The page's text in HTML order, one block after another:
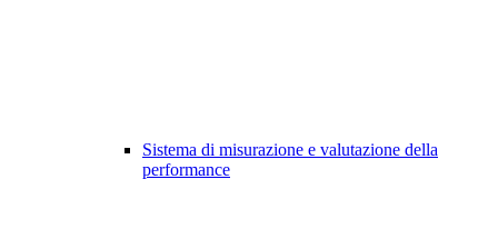
Sistema di misurazione e valutazione della
performance